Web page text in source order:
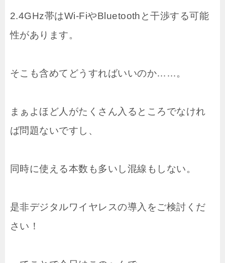
2.4GHz帯はWi-FiやBluetoothと干渉する可能
性があります。
そこも含めてどうすればいいのか……。
まぁよほど人がたくさん入るところでなけれ
ば問題ないですし、
同時に使える本数も多いし混線もしない。
是非デジタルワイヤレスの導入をご検討くだ
さい！